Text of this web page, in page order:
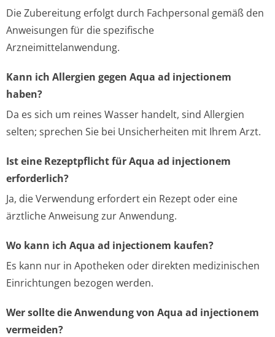
Die Zubereitung erfolgt durch Fachpersonal gemäß den
Anweisungen für die spezifische
Arzneimittelanwendung.
Kann ich Allergien gegen Aqua ad injectionem
haben?
Da es sich um reines Wasser handelt, sind Allergien
selten; sprechen Sie bei Unsicherheiten mit Ihrem Arzt.
Ist eine Rezeptpflicht für Aqua ad injectionem
erforderlich?
Ja, die Verwendung erfordert ein Rezept oder eine
ärztliche Anweisung zur Anwendung.
Wo kann ich Aqua ad injectionem kaufen?
Es kann nur in Apotheken oder direkten medizinischen
Einrichtungen bezogen werden.
Wer sollte die Anwendung von Aqua ad injectionem
vermeiden?